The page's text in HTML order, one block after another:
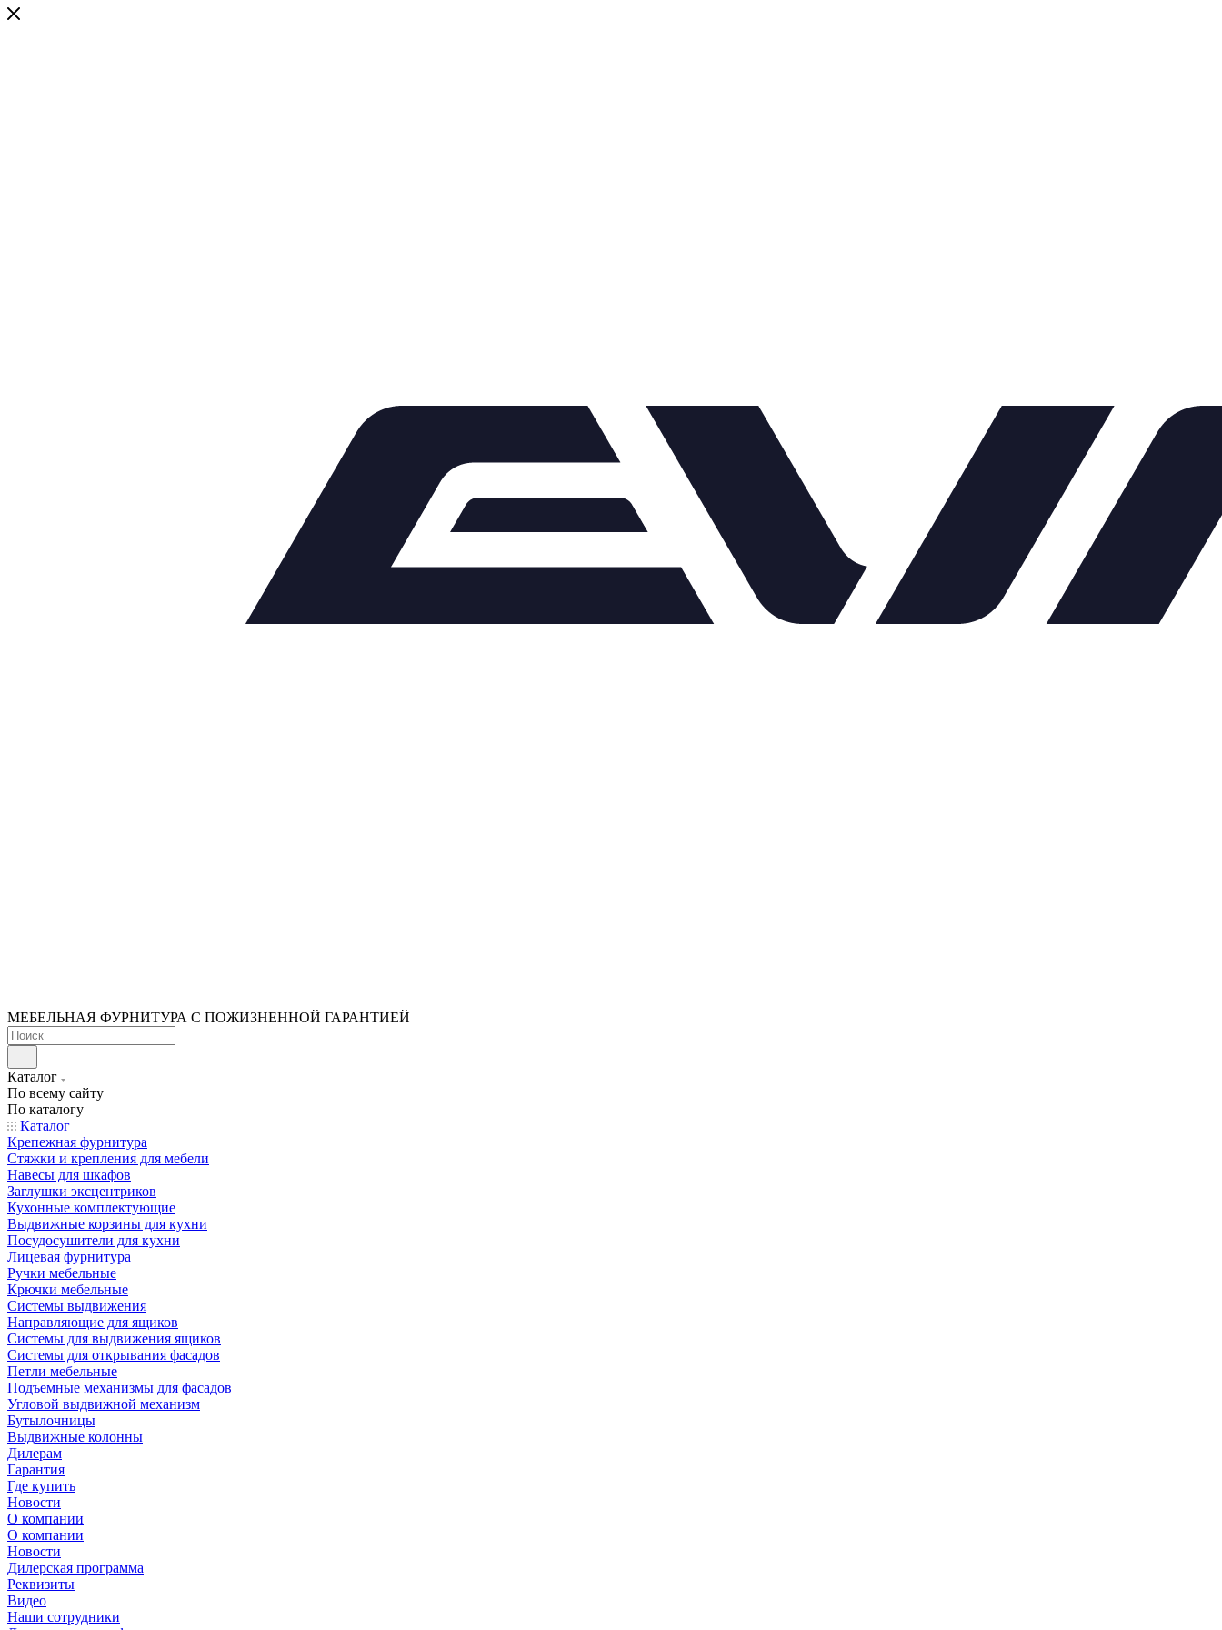
МЕБЕЛЬНАЯ ФУРНИТУРА С ПОЖИЗНЕННОЙ ГАРАНТИЕЙ
Каталог
По всему сайту
По каталогу
Каталог
Крепежная фурнитура
Стяжки и крепления для мебели
Навесы для шкафов
Заглушки эксцентриков
Кухонные комплектующие
Выдвижные корзины для кухни
Посудосушители для кухни
Лицевая фурнитура
Ручки мебельные
Крючки мебельные
Системы выдвижения
Направляющие для ящиков
Системы для выдвижения ящиков
Системы для открывания фасадов
Петли мебельные
Подъемные механизмы для фасадов
Угловой выдвижной механизм
Бутылочницы
Выдвижные колонны
Дилерам
Гарантия
Где купить
Новости
О компании
О компании
Новости
Дилерская программа
Реквизиты
Видео
Наши сотрудники